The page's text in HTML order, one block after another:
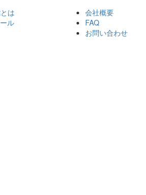
は
ル
会社概要
FAQ
お問い合わせ